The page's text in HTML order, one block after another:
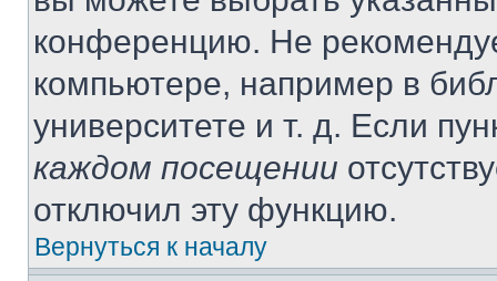
конференцию. Не
компьютере, например в
университете и т. д. Если
каждом посещении
отключил эту функцию.
Вернуться к началу